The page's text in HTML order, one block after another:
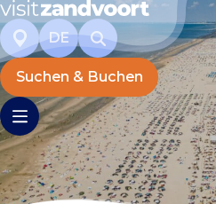
DE
Suchen & Buchen